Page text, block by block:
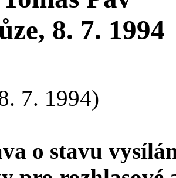
8. 7. 1994
7. 1994)
o stavu